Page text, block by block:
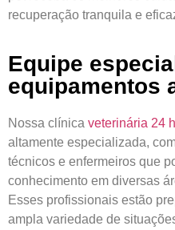
recuperação tranquila e
Equipe
equipamentos
Nossa clínica veterinária 24
altamente especializada,
técnicos e enfermeiros que
conhecimento em diversas
Esses profissionais estão
ampla variedade de